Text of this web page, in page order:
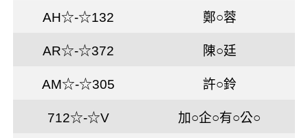
AH☆-☆132 鄭○蓉
AR☆-☆372 陳○廷
AM☆-☆305 許○鈴
712☆-☆V 加○企○有○公○